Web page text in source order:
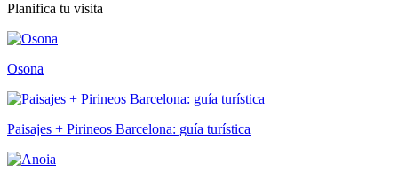
Planifica tu visita
Osona
Paisajes + Pirineos Barcelona: guía turística